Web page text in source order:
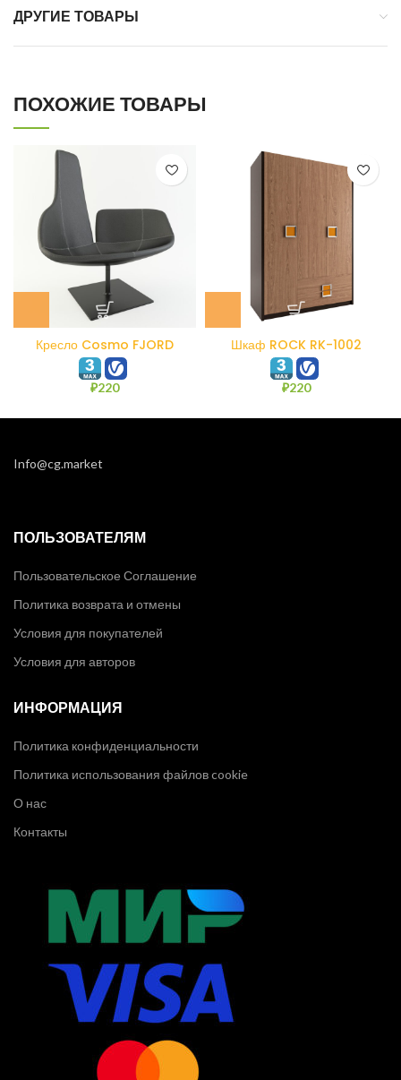
ДРУГИЕ ТОВАРЫ
ПОХОЖИЕ ТОВАРЫ
Кресло Cosmo FJORD
₽220
Шкаф ROCK RK-1002
₽220
Info@cg.market
ПОЛЬЗОВАТЕЛЯМ
Пользовательское Соглашение
Политика возврата и отмены
Условия для покупателей
Условия для авторов
ИНФОРМАЦИЯ
Политика конфиденциальности
Политика использования файлов cookie
О нас
Контакты